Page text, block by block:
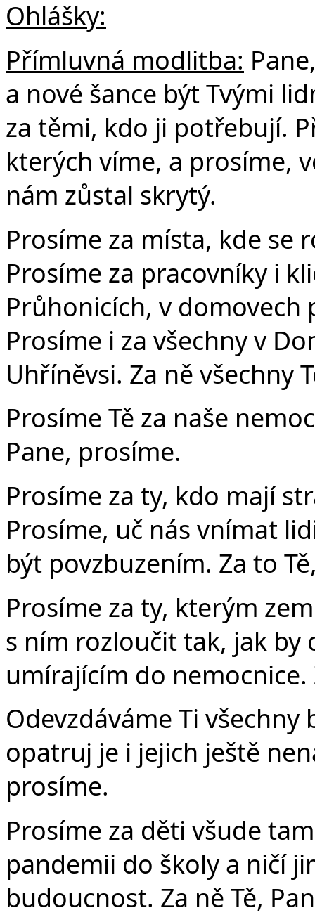
Ohlášky:
Přímluvná modlitba:
a nové šance být Tvými
za těmi, kdo ji potřebují.
kterých víme, a prosíme,
nám zůstal skrytý.
Prosíme za místa, kde se
Prosíme za pracovníky i
Průhonicích, v domovech
Prosíme i za všechny v
Uhříněvsi. Za ně všechny
Prosíme Tě za naše
Pane, prosíme.
Prosíme za ty, kdo mají
Prosíme, uč nás vnímat
být povzbuzením. Za to
Prosíme za ty, kterým
s ním rozloučit tak, jak by
umírajícím do nemocnice.
Odevzdáváme Ti
opatruj je i jejich ještě
prosíme.
Prosíme za děti všude
pandemii do školy a ničí
budoucnost. Za ně Tě,